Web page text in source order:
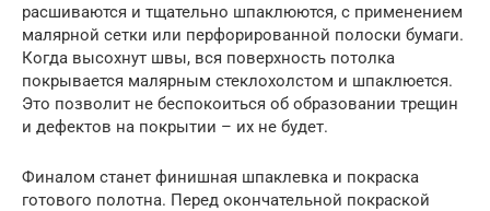
расшиваются и тщательно шпаклюются, с применением
малярной сетки или перфорированной полоски бумаги.
Когда высохнут швы, вся поверхность потолка
покрывается малярным стеклохолстом и шпаклюется.
Это позволит не беспокоиться об образовании трещин
и дефектов на покрытии – их не будет.
Финалом станет финишная шпаклевка и покраска
готового полотна. Перед окончательной покраской